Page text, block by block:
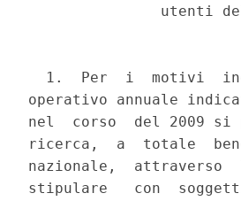
utenti
1.  Per  i  motivi
operativo annuale
nel  corso  del 2009
ricerca,  a  totale
nazionale,  attraverso
stipulare   con